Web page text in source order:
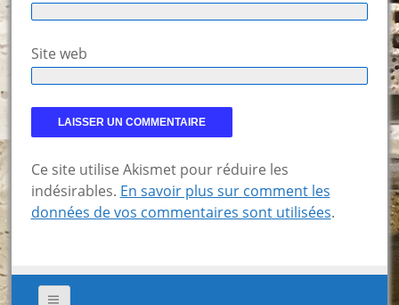
Site web
Ce site utilise Akismet pour réduire les
indésirables. En savoir plus sur comment les
données de vos commentaires sont utilisées.